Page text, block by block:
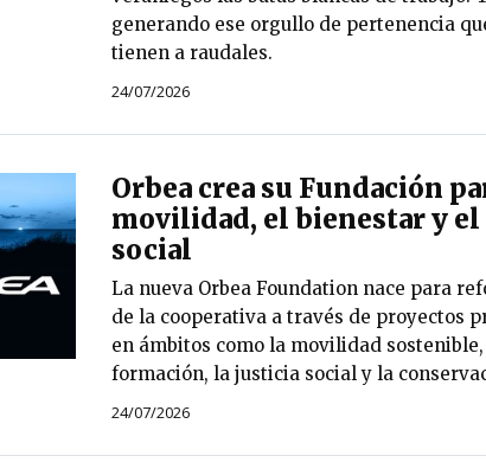
generando ese orgullo de pertenencia
tienen a raudales.
24/07/2026
Orbea crea su Fundación
movilidad, el bienestar y
social
La nueva Orbea Foundation nace para
de la cooperativa a través de proyectos
en ámbitos como la movilidad
formación, la justicia social y la
24/07/2026